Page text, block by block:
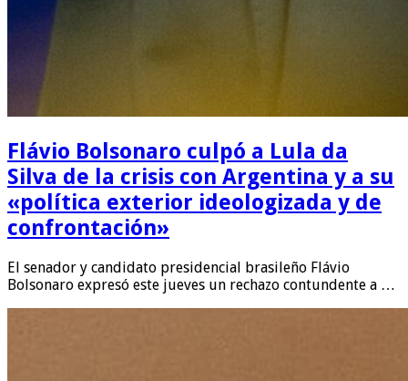
Flávio Bolsonaro culpó a Lula da
Silva de la crisis con Argentina y a su
«política exterior ideologizada y de
confrontación»
El senador y candidato presidencial brasileño Flávio
Bolsonaro expresó este jueves un rechazo contundente a …